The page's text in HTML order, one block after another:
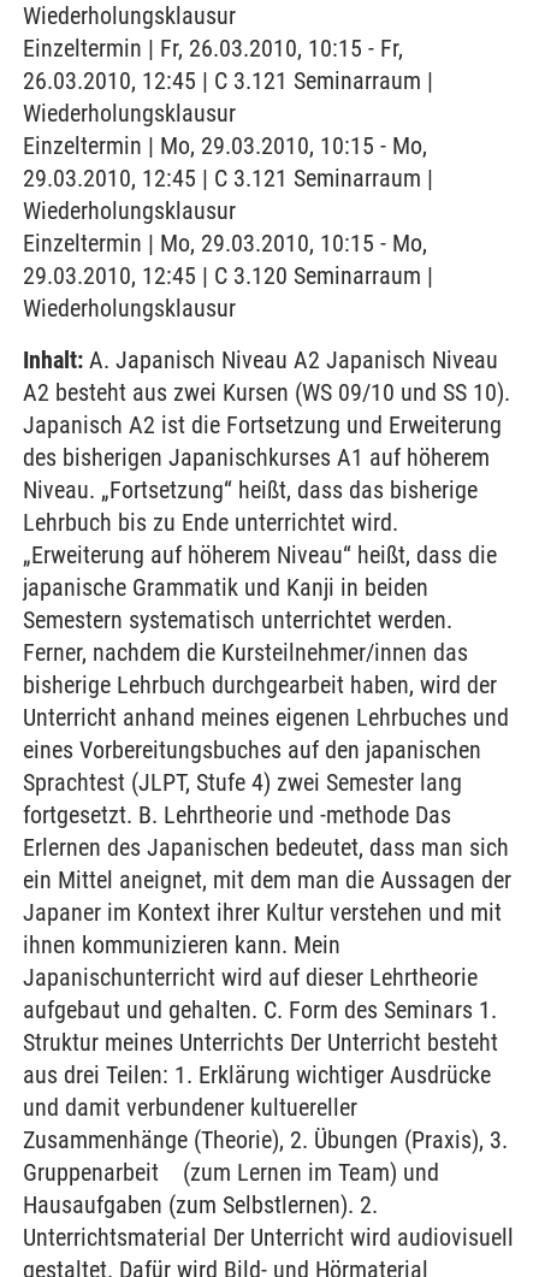
Wiederholungsklausur
Einzeltermin | Fr, 26.03.2010, 10:15 - Fr,
26.03.2010, 12:45 | C 3.121 Seminarraum |
Wiederholungsklausur
Einzeltermin | Mo, 29.03.2010, 10:15 - Mo,
29.03.2010, 12:45 | C 3.121 Seminarraum |
Wiederholungsklausur
Einzeltermin | Mo, 29.03.2010, 10:15 - Mo,
29.03.2010, 12:45 | C 3.120 Seminarraum |
Wiederholungsklausur
Inhalt: A. Japanisch Niveau A2 Japanisch Niveau
A2 besteht aus zwei Kursen (WS 09/10 und SS 10).
Japanisch A2 ist die Fortsetzung und Erweiterung
des bisherigen Japanischkurses A1 auf höherem
Niveau. „Fortsetzung“ heißt, dass das bisherige
Lehrbuch bis zu Ende unterrichtet wird.
„Erweiterung auf höherem Niveau“ heißt, dass die
japanische Grammatik und Kanji in beiden
Semestern systematisch unterrichtet werden.
Ferner, nachdem die Kursteilnehmer/innen das
bisherige Lehrbuch durchgearbeit haben, wird der
Unterricht anhand meines eigenen Lehrbuches und
eines Vorbereitungsbuches auf den japanischen
Sprachtest (JLPT, Stufe 4) zwei Semester lang
fortgesetzt. B. Lehrtheorie und -methode Das
Erlernen des Japanischen bedeutet, dass man sich
ein Mittel aneignet, mit dem man die Aussagen der
Japaner im Kontext ihrer Kultur verstehen und mit
ihnen kommunizieren kann. Mein
Japanischunterricht wird auf dieser Lehrtheorie
aufgebaut und gehalten. C. Form des Seminars 1.
Struktur meines Unterrichts Der Unterricht besteht
aus drei Teilen: 1. Erklärung wichtiger Ausdrücke
und damit verbundener kultuereller
Zusammenhänge (Theorie), 2. Übungen (Praxis), 3.
Gruppenarbeit (zum Lernen im Team) und
Hausaufgaben (zum Selbstlernen). 2.
Unterrichtsmaterial Der Unterricht wird audiovisuell
gestaltet. Dafür wird Bild- und Hörmaterial